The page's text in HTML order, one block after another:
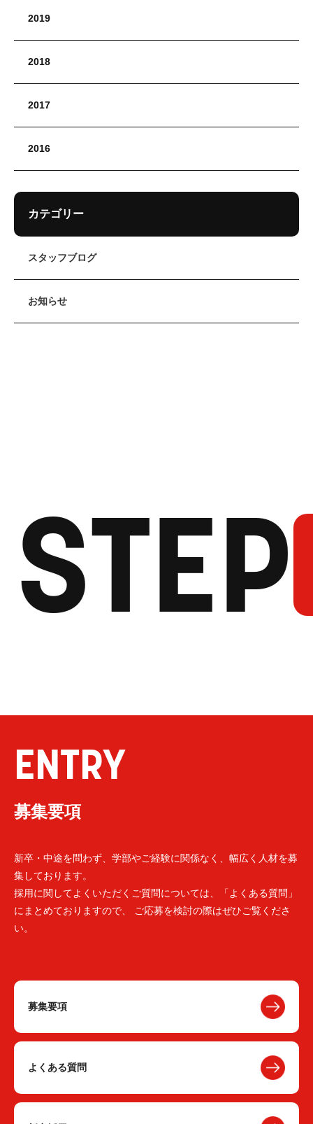
2019
2018
2017
2016
カテゴリー
スタッフブログ
お知らせ
い
自
ENTRY
募集要項
新卒・中途を問わず、学部やご経験に関係なく、幅広く人材を募
集しております。
採用に関してよくいただくご質問については、「よくある質問」
にまとめておりますので、 ご応募を検討の際はぜひご覧くださ
い。
募集要項
よくある質問